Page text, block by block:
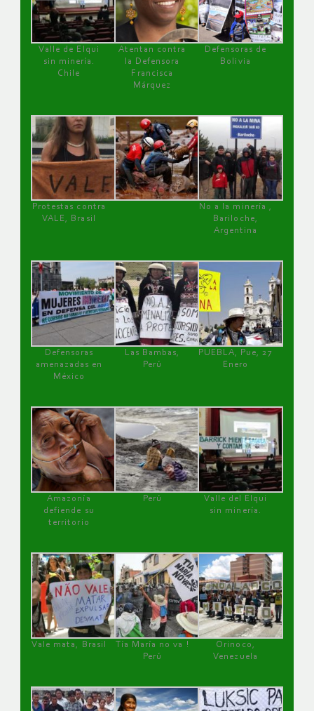
Valle de Elqui
sin minería.
Chile
Atentan contra
la Defensora
Francisca
Márquez
Defensoras de
Bolivia
Protestas contra
VALE, Brasil
No a la minería ,
Bariloche,
Argentina
Defensoras
amenazadas en
México
Las Bambas,
Perú
PUEBLA, Pue, 27
Enero
Amazonía
defiende su
territorio
Perú
Valle del Elqui
sin minería.
Vale mata, Brasil
Tía María no va !
Perú
Orinoco,
Venezuela